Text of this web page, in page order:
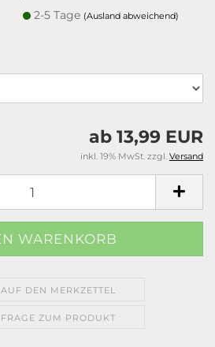
2-5 Tage (Ausland abweichend)
ab 13,99 EUR
inkl. 19% MwSt. zzgl. Versand
AUF DEN MERKZETTEL
FRAGE ZUM PRODUKT